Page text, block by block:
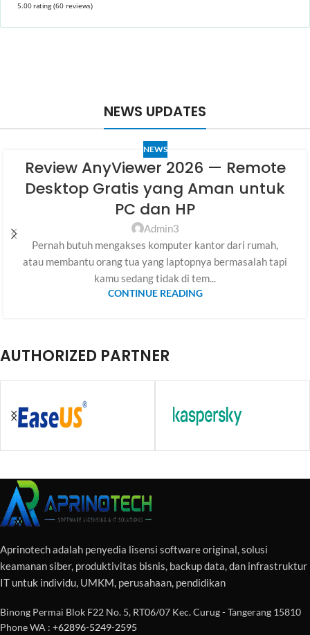
5.00 rating(60 reviews)
NEWS UPDATES
NEWS
Review AnyViewer 2026 — Remote
Desktop Gratis yang Aman untuk
PC dan HP
Admin3
Pernah butuh mengakses komputer kantor dari rumah,
atau membantu orang tua yang laptopnya bermasalah tapi
kamu sedang tidak di tem...
CONTINUE READING
AUTHORIZED PARTNER
Aprinotech adalah penyedia lisensi software original, solusi
keamanan siber, produktivitas bisnis, backup data, dan infrastruktur
IT untuk individu, UMKM, perusahaan, pendidikan
Binong Permai Blok F22 No. 5, RT06/07 Kec. Curug - Tangerang 15810
Phone WA : +62896-5249-2595